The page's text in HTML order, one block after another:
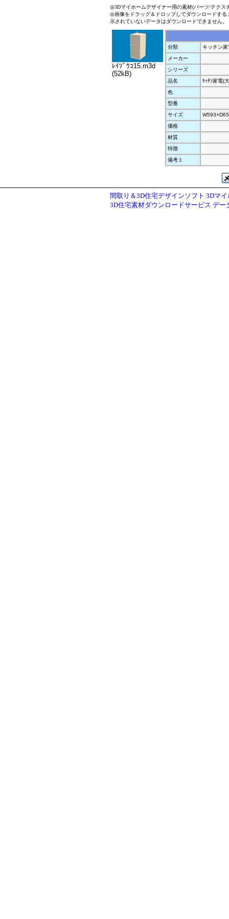
◎3Dマイホームデザイナー用の素材(パーツ/テクス
◎画像をドラッグ＆ドロップしてダウンロードす
示されていないデータはダウンロードできません。
ﾚｲｿﾞｳｺ15.m3d
(52kB)
分類
キッチン
メーカー
シリーズ
品名
ｷｯﾁﾝ家電(
色
型番
サイズ
価格
材質
特徴
備考１
間取り＆3D住宅デザインソフト 3Dマ
3D住宅素材ダウンロードサービス デー